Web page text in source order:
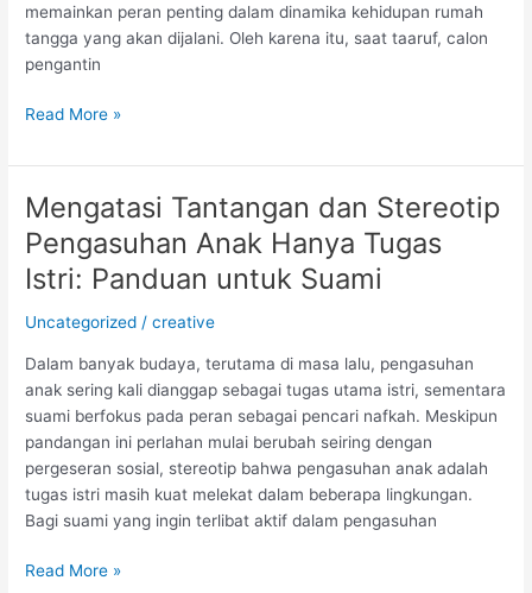
memainkan peran penting dalam dinamika kehidupan rumah
tangga yang akan dijalani. Oleh karena itu, saat taaruf, calon
pengantin
Read More »
Mengatasi Tantangan dan Stereotip
Pengasuhan Anak Hanya Tugas
Istri: Panduan untuk Suami
Uncategorized /creative
Dalam banyak budaya, terutama di masa lalu, pengasuhan
anak sering kali dianggap sebagai tugas utama istri, sementara
suami berfokus pada peran sebagai pencari nafkah. Meskipun
pandangan ini perlahan mulai berubah seiring dengan
pergeseran sosial, stereotip bahwa pengasuhan anak adalah
tugas istri masih kuat melekat dalam beberapa lingkungan.
Bagi suami yang ingin terlibat aktif dalam pengasuhan
Mengatasi
Tantangan
dan
Stereotip
Anak
Hanya
Tugas
Istri:
Panduan
untuk
Suami
Read More »